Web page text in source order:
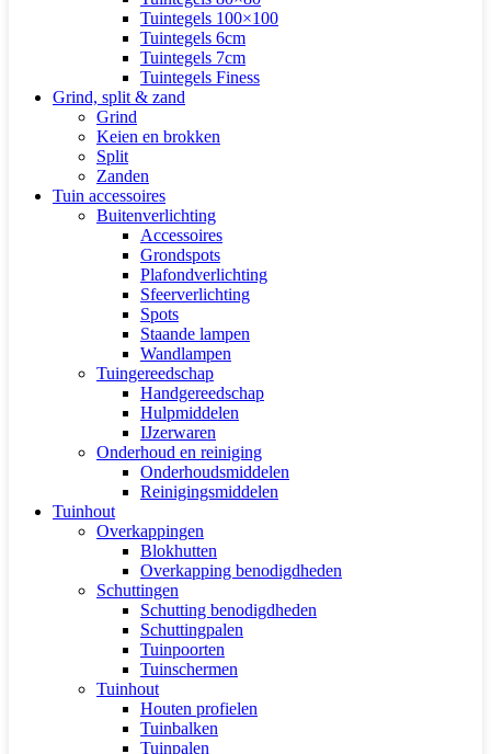
Tuintegels 100×100
Tuintegels 6cm
Tuintegels 7cm
Tuintegels Finess
Grind, split & zand
Grind
Keien en brokken
Split
Zanden
Tuin accessoires
Buitenverlichting
Accessoires
Grondspots
Plafondverlichting
Sfeerverlichting
Spots
Staande lampen
Wandlampen
Tuingereedschap
Handgereedschap
Hulpmiddelen
IJzerwaren
Onderhoud en reiniging
Onderhoudsmiddelen
Reinigingsmiddelen
Tuinhout
Overkappingen
Blokhutten
Overkapping benodigdheden
Schuttingen
Schutting benodigdheden
Schuttingpalen
Tuinpoorten
Tuinschermen
Tuinhout
Houten profielen
Tuinbalken
Tuinpalen